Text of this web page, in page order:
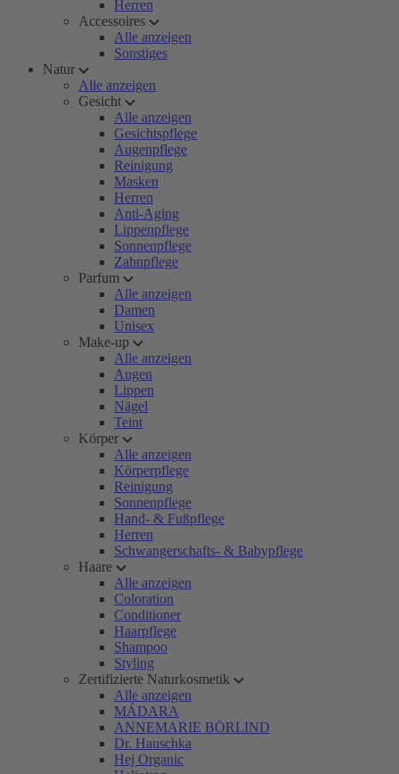
Herren
Accessoires
Alle anzeigen
Sonstiges
Natur
Alle anzeigen
Gesicht
Alle anzeigen
Gesichtspflege
Augenpflege
Reinigung
Masken
Herren
Anti-Aging
Lippenpflege
Sonnenpflege
Zahnpflege
Parfum
Alle anzeigen
Damen
Unisex
Make-up
Alle anzeigen
Augen
Lippen
Nägel
Teint
Körper
Alle anzeigen
Körperpflege
Reinigung
Sonnenpflege
Hand- & Fußpflege
Herren
Schwangerschafts- & Babypflege
Haare
Alle anzeigen
Coloration
Conditioner
Haarpflege
Shampoo
Styling
Zertifizierte Naturkosmetik
Alle anzeigen
MÁDARA
ANNEMARIE BÖRLIND
Dr. Hauschka
Hej Organic